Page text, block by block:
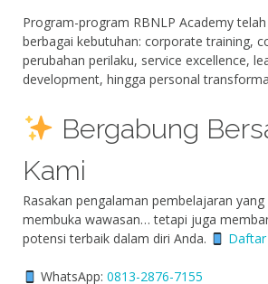
Program-program RBNLP Academy
berbagai kebutuhan: corporate training,
perubahan perilaku, service excellence,
development, hingga personal
Bergabung
Kami
Rasakan pengalaman pembelajaran yang
membuka wawasan… tetapi juga
potensi terbaik dalam diri Anda.
Daftar
WhatsApp: 0813-2876-7155